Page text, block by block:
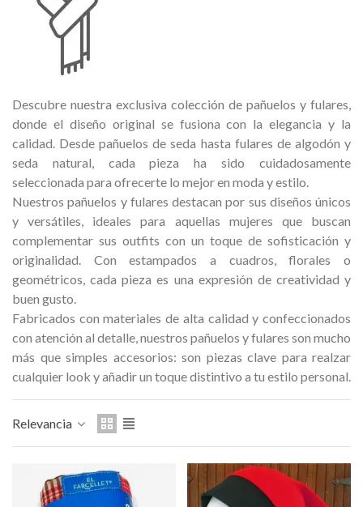
Descubre nuestra exclusiva colección de pañuelos y fulares,
donde el diseño original se fusiona con la elegancia y la
calidad. Desde pañuelos de seda hasta fulares de algodón y
seda natural, cada pieza ha sido cuidadosamente
seleccionada para ofrecerte lo mejor en moda y estilo.
Nuestros pañuelos y fulares destacan por sus diseños únicos
y versátiles, ideales para aquellas mujeres que buscan
complementar sus outfits con un toque de sofisticación y
originalidad. Con estampados a cuadros, florales o
geométricos, cada pieza es una expresión de creatividad y
buen gusto.
Fabricados con materiales de alta calidad y confeccionados
con atención al detalle, nuestros pañuelos y fulares son mucho
más que simples accesorios: son piezas clave para realzar
cualquier look y añadir un toque distintivo a tu estilo personal.
Relevancia
Medalla Hostemplo Gaudí 2026
47,00 €
NUEVO
Añadir al carrito
Medalla
– Edición
89,00 €
Añadir al